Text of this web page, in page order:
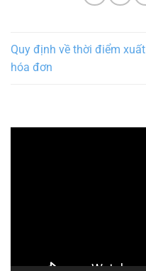
Quy định về thời điểm xuất
hóa đơn